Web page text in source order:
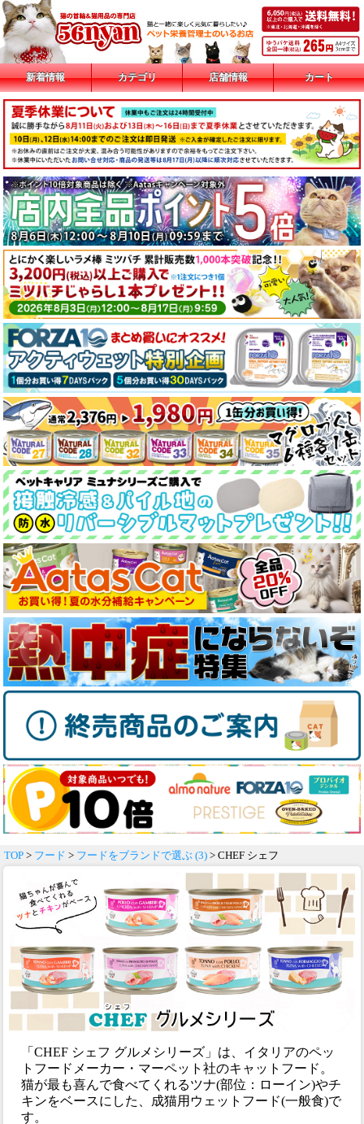
新着情報 カテゴリ 店舗情報 カート
TOP > フード > フードをブランドで選ぶ (3) > CHEF シェフ
「CHEF シェフ グルメシリーズ」は、イタリアのペッ
トフードメーカー・マーペット社のキャットフード。
猫が最も喜んで食べてくれるツナ(部位：ローイン)やチ
キンをベースにした、成猫用ウェットフード(一般食)で
す。